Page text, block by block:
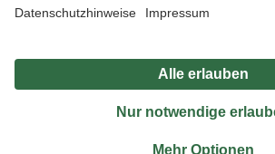
Produkte nur solange der Vorrat reicht.
*Paketversand ab 59 € versandkostenfrei, gilt nicht für Artikel
Privatsphäre Impressum
Nutzungsbedingungen
Widerrufsrecht